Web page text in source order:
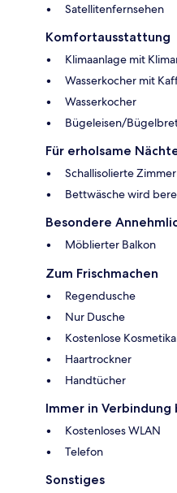
Satellitenfernsehen
Komfortausstattung
Klimaanlage mit
Wasserkocher mit
Wasserkocher
Bügeleisen/
Für erholsame
Schallisolierte Zimmer
Bettwäsche wird
Besondere
Möblierter Balkon
Zum Frischmachen
Regendusche
Nur Dusche
Kostenlose
Haartrockner
Handtücher
Immer in Verbindung
Kostenloses WLAN
Telefon
Sonstiges